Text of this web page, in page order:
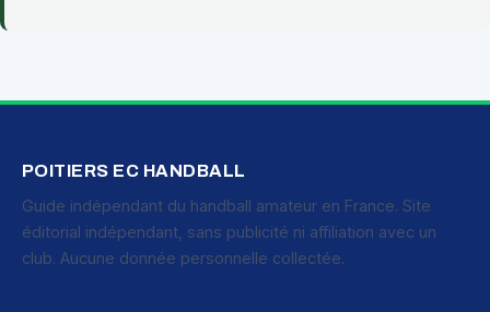
POITIERS EC HANDBALL
Guide indépendant du handball amateur en France. Site
éditorial indépendant, sans publicité ni affiliation avec un
club. Aucune donnée personnelle collectée.